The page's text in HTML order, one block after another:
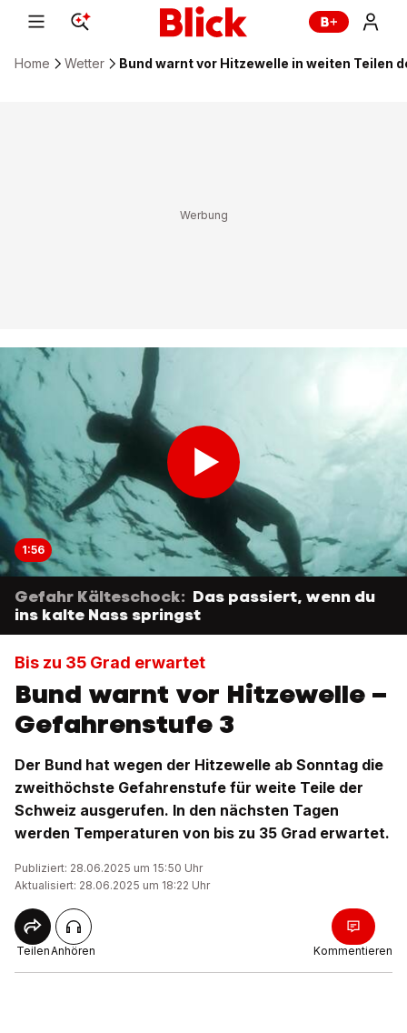
Home Wetter Bund warnt vor Hitzewelle in weiten Teilen
1:56
Gefahr Kälteschock: Das passiert, wenn du
ins kalte Nass springst
Bis zu 35 Grad erwartet
Bund warnt vor Hitzewelle –
Gefahrenstufe 3
Der Bund hat wegen der Hitzewelle ab Sonntag die
zweithöchste Gefahrenstufe für weite Teile der
Schweiz ausgerufen. In den nächsten Tagen
werden Temperaturen von bis zu 35 Grad erwartet.
Publiziert: 28.06.2025 um 15:50 Uhr
Aktualisiert: 28.06.2025 um 18:22 Uhr
TeilenAnhören Kommentieren